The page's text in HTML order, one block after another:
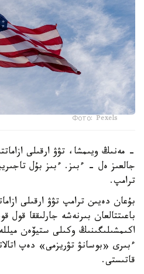
Фото: Pexels
- مەنىڭ ويىمشا، تۋۋ ارقىلى
جالعىز ەل - ءبىز. ءبىز بۇل
ترامپ.
بۇعان دەيىن ترامپ تۋۋ ارقىلى
باعىتتالعان بىرنەشە جارلىققا قول
اكىمشىلىگىنىڭ وكىلى ستيۆەن
ءبىرى «بوسانۋ تۋريزمى» دەپ
قاتىستى.